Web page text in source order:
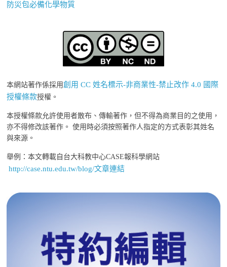
防災包必備化學物質
本網站著作係採用創用 CC 姓名標示-非商業性-禁止改作 4.0 國際
授權條款授權。
本授權條款允許使用者散布、傳輸著作，但不得為商業目的之使用，
亦不得修改該著作。 使用時必須按照著作人指定的方式表彰其姓名
與來源。
舉例：本文轉載自台大科教中心CASE報科學網站
http://case.ntu.edu.tw/blog/文章連結